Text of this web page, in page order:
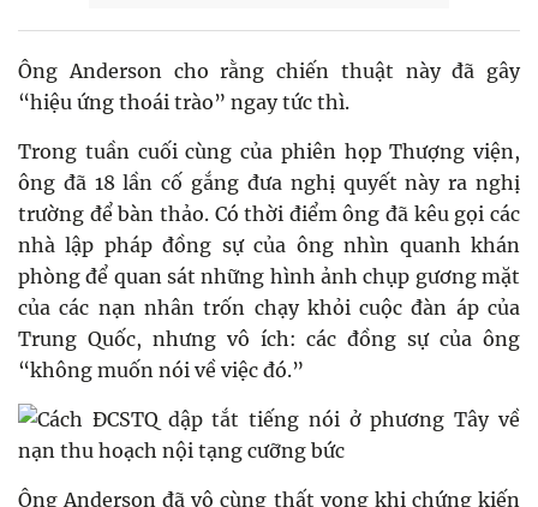
Ông Anderson cho rằng chiến thuật này đã gây
“hiệu ứng thoái trào” ngay tức thì.
Trong tuần cuối cùng của phiên họp Thượng viện,
ông đã 18 lần cố gắng đưa nghị quyết này ra nghị
trường để bàn thảo. Có thời điểm ông đã kêu gọi các
nhà lập pháp đồng sự của ông nhìn quanh khán
phòng để quan sát những hình ảnh chụp gương mặt
của các nạn nhân trốn chạy khỏi cuộc đàn áp của
Trung Quốc, nhưng vô ích: các đồng sự của ông
“không muốn nói về việc đó.”
Ông Anderson đã vô cùng thất vọng khi chứng kiến